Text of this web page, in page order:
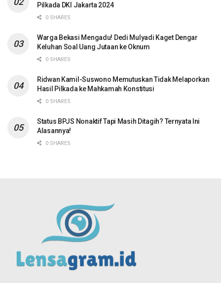
Pilkada DKI Jakarta 2024
0 SHARES
Warga Bekasi Mengadu! Dedi Mulyadi Kaget Dengar
Keluhan Soal Uang Jutaan ke Oknum
0 SHARES
Ridwan Kamil-Suswono Memutuskan Tidak Melaporkan
Hasil Pilkada ke Mahkamah Konstitusi
0 SHARES
Status BPJS Nonaktif Tapi Masih Ditagih? Ternyata Ini
Alasannya!
0 SHARES